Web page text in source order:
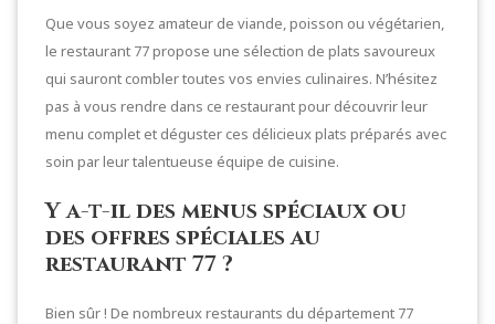
Que vous soyez amateur de viande, poisson ou végétarien,
le restaurant 77 propose une sélection de plats savoureux
qui sauront combler toutes vos envies culinaires. N’hésitez
pas à vous rendre dans ce restaurant pour découvrir leur
menu complet et déguster ces délicieux plats préparés avec
soin par leur talentueuse équipe de cuisine.
Y a-t-il des menus spéciaux ou
des offres spéciales au
restaurant 77 ?
Bien sûr ! De nombreux restaurants du département 77